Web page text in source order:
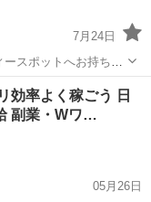
7月24日
ポットへお持ち込
用品、こども用品、
どが無料でまとめて持
効率よく稼ごう 日
副業・Wワ…
05月26日